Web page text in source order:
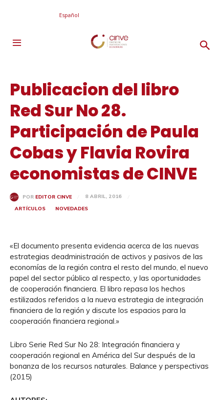
Español
Publicacion del libro
Red Sur No 28.
Participación de Paula
Cobas y Flavia Rovira
economistas de CINVE
POR EDITOR CINVE
8 ABRIL, 2016
ARTÍCULOS
NOVEDADES
«El documento presenta evidencia acerca de las nuevas
estrategias deadministración de activos y pasivos de las
economías de la región contra el resto del mundo, el nuevo
papel del sector público al respecto, y las oportunidades
de cooperación financiera. El libro repasa los hechos
estilizados referidos a la nueva estrategia de integración
financiera de la región y discute los espacios para la
cooperación financiera regional.»
Libro Serie Red Sur No 28: Integración financiera y
cooperación regional en América del Sur después de la
bonanza de los recursos naturales. Balance y perspectivas
(2015)